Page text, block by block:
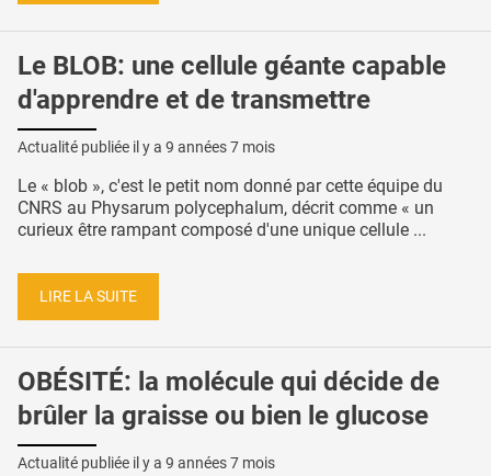
Le BLOB: une cellule géante capable
d'apprendre et de transmettre
Actualité publiée il y a 9 années 7 mois
Le « blob », c'est le petit nom donné par cette équipe du
CNRS au Physarum polycephalum, décrit comme « un
curieux être rampant composé d'une unique cellule ...
LIRE LA SUITE
OBÉSITÉ: la molécule qui décide de
brûler la graisse ou bien le glucose
Actualité publiée il y a 9 années 7 mois